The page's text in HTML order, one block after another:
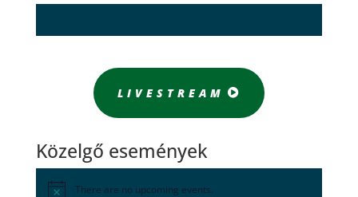
LIVESTREAM
Közelgő események
There are no upcoming events.